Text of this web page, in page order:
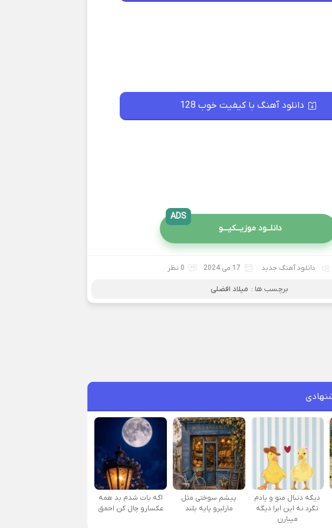
دانلود آهنگ با کیفیت خوب 128
دانلــود موزیــکیـــو
ADS
دانلود آهنگ جدید 17 می 2024 0 نظر
برچسب ها : میلاد افضلی
دیگه دنبال منو و یادم
نگرد نه این ابرا دیگه
میبارن
پیشم سوختی مثل
مارلبرو پایه بلند
اگه بات شدم بد همه
عکسارو چال کن احمق